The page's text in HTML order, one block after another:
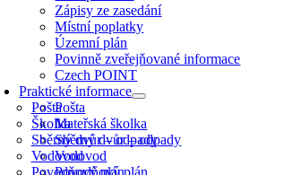
Zápisy ze zasedání
Místní poplatky
Územní plán
Povinně zveřejňované informace
Czech POINT
Praktické informace
Pošta
Školka
Sběrný dvůr – odpady
Vodovod
Povodňový plán
Pošta
Mateřská školka
Sběrný dvůr – odpady
Vodovod
Povodňový plán